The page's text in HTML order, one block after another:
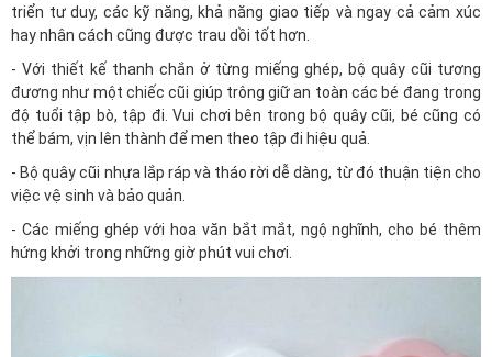
triển tư duy, các kỹ năng, khả năng giao tiếp và ngay cả cảm xúc
hay nhân cách cũng được trau dồi tốt hơn.
- Với thiết kế thanh chắn ở từng miếng ghép, bộ quây cũi tương
đương như một chiếc cũi giúp trông giữ an toàn các bé đang trong
độ tuổi tập bò, tập đi. Vui chơi bên trong bộ quây cũi, bé cũng có
thể bám, vịn lên thành để men theo tập đi hiệu quả.
- Bộ quây cũi nhựa lắp ráp và tháo rời dễ dàng, từ đó thuận tiện cho
việc vệ sinh và bảo quản.
- Các miếng ghép với hoa văn bắt mắt, ngộ nghĩnh, cho bé thêm
hứng khởi trong những giờ phút vui chơi.